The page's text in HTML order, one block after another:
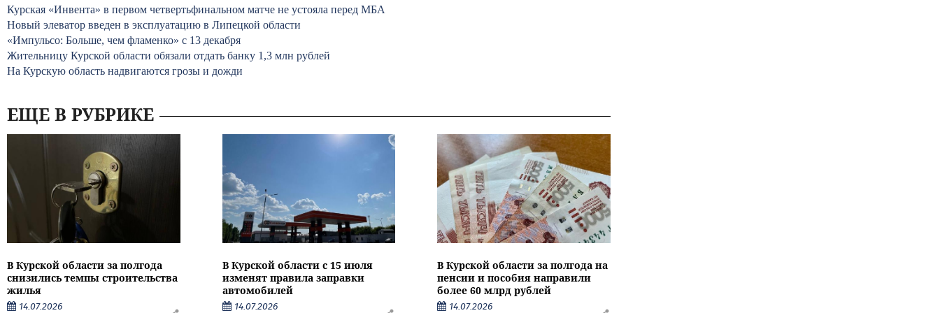
Курская «Инвента» в первом четвертьфинальном матче не устояла перед МБА
Новый элеватор введен в эксплуатацию в Липецкой области
«Импульсо: Больше, чем фламенко» с 13 декабря
Жительницу Курской области обязали отдать банку 1,3 млн рублей
На Курскую область надвигаются грозы и дожди
ЕЩЕ В РУБРИКЕ
В Курской области за полгода
снизились темпы строительства
жилья
14.07.2026
В Курской области с 15 июля
изменят правила заправки
автомобилей
14.07.2026
В Курской области за полгода на
пенсии и пособия направили
более 60 млрд рублей
14.07.2026